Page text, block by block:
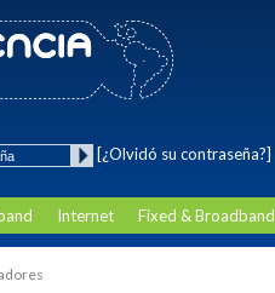
[¿Olvidó su contraseña?]
Internet Fixed & Broadband